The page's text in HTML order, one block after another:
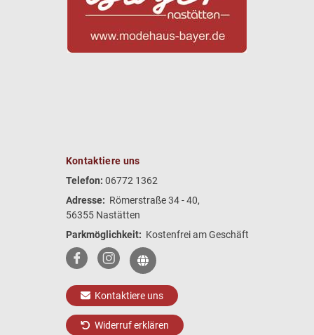
Kontaktiere uns
Telefon: 06772 1362
Adresse: Römerstraße 34 - 40,
56355 Nastätten
Parkmöglichkeit: Kostenfrei am Geschäft
Kontaktiere uns
Widerruf erklären